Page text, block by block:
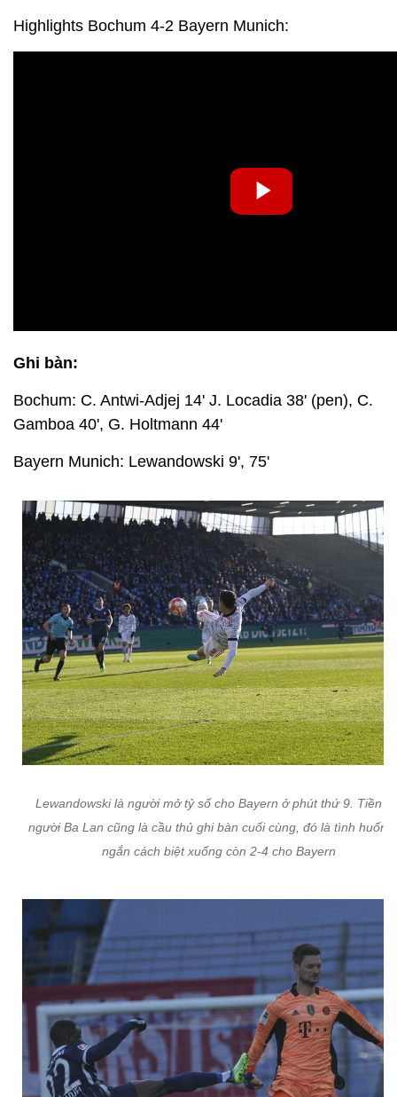
Highlights Bochum 4-2 Bayern Munich:
Ghi bàn:
Bochum: C. Antwi-Adjej 14' J. Locadia 38' (pen), C.
Gamboa 40', G. Holtmann 44'
Bayern Munich: Lewandowski 9', 75'
Lewandowski là người mở tỷ số cho Bayern ở phút thứ 9. Tiền
người Ba Lan cũng là cầu thủ ghi bàn cuối cùng, đó là tình huống
ngắn cách biệt xuống còn 2-4 cho Bayern